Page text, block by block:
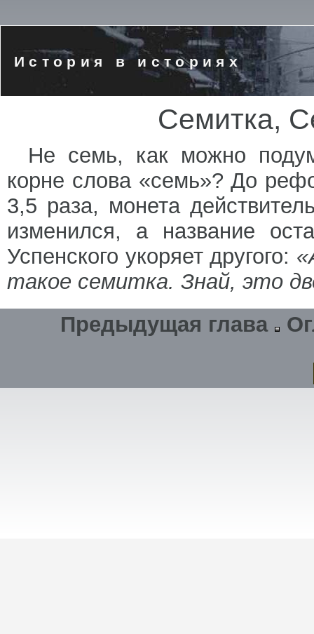
История в историях
Семитка,
Не семь, как можно
корне слова «семь»? До
3,5 раза, монета
изменился, а название
Успенского укоряет другого:
такое семитка. Знай, это
Предыдущая глава